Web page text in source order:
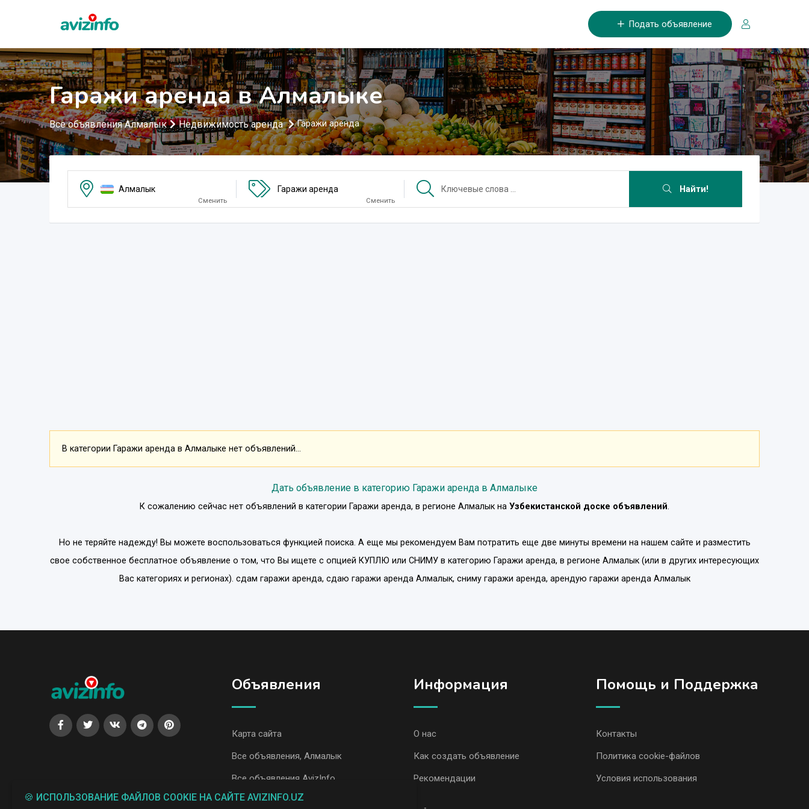
Подать объявление
Гаражи аренда в Алмалыке
Все объявления Алмалык Недвижимость аренда Гаражи аренда
Алмалык
Сменить
Гаражи аренда
Сменить
Найти!
В категории Гаражи аренда в Алмалыке нет объявлений...
Дать объявление в категорию Гаражи аренда в Алмалыке
К сожалению сейчас нет объявлений в категории Гаражи аренда, в регионе Алмалык на Узбекистанской доске объявлений.
Но не теряйте надежду! Вы можете воспользоваться функцией поиска. А еще мы рекомендуем Вам потратить еще две минуты времени на нашем сайте и разместить
свое собственное бесплатное объявление о том, что Вы ищете с опцией КУПЛЮ или СНИМУ в категорию Гаражи аренда, в регионе Алмалык (или в других интересующих
Вас категориях и регионах). сдам гаражи аренда, сдаю гаражи аренда Алмалык, сниму гаражи аренда, арендую гаражи аренда Алмалык
Объявления
Карта сайта
Все объявления, Алмалык
Все объявления AvizInfo
Информация
О нас
Как создать объявление
Рекомендации
Помощь и Поддержка
Контакты
Политика cookie-файлов
Условия использования
🍪 ИСПОЛЬЗОВАНИЕ ФАЙЛОВ COOKIE НА САЙТЕ AVIZINFO.UZ